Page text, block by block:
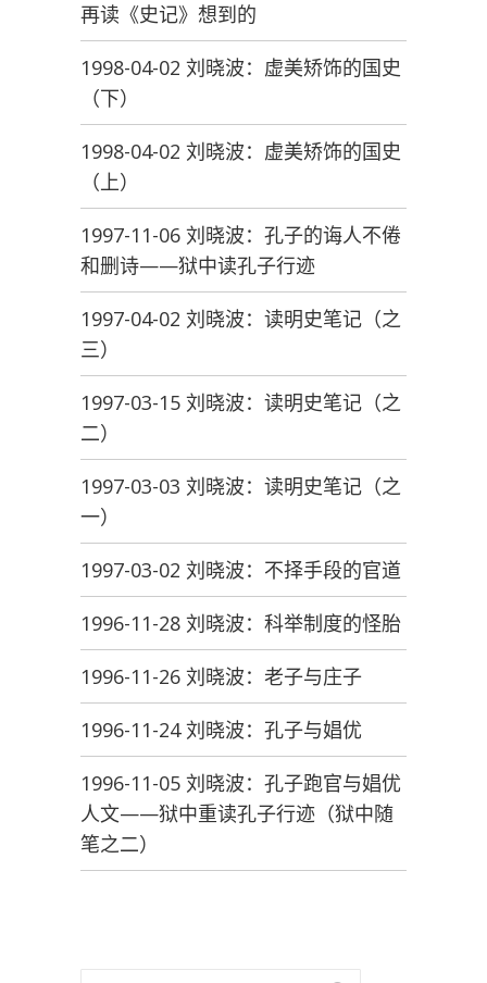
再读《史记》想到的
1998-04-02 刘晓波：虚美矫饰的国史
（下）
1998-04-02 刘晓波：虚美矫饰的国史
（上）
1997-11-06 刘晓波：孔子的诲人不倦
和删诗——狱中读孔子行迹
1997-04-02 刘晓波：读明史笔记（之
三）
1997-03-15 刘晓波：读明史笔记（之
二）
1997-03-03 刘晓波：读明史笔记（之
一）
1997-03-02 刘晓波：不择手段的官道
1996-11-28 刘晓波：科举制度的怪胎
1996-11-26 刘晓波：老子与庄子
1996-11-24 刘晓波：孔子与娼优
1996-11-05 刘晓波：孔子跑官与娼优
人文——狱中重读孔子行迹（狱中随
笔之二）